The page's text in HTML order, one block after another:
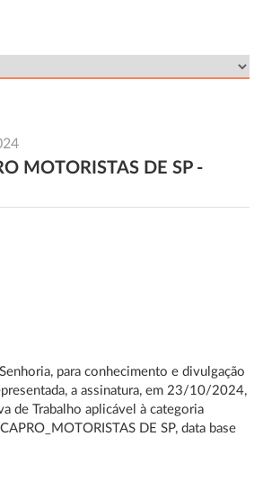
MOTORISTAS DE SP -
para conhecimento e divulgação
a assinatura, em 23/10/2024,
de Trabalho aplicável à categoria
DE SP, data base